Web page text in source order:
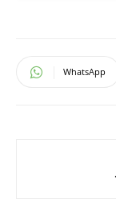
WhatsApp